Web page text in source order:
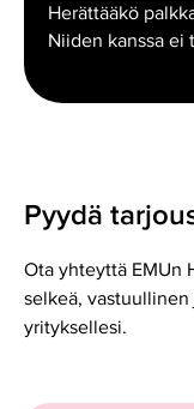
Herättääkö
Niiden kanssa ei
Pyydä
Ota yhteyttä EMUn
selkeä,
yrityksellesi.